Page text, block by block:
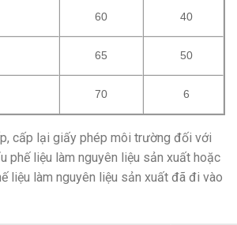
60 40
65 50
70 6
cấp lại giấy phép môi trường đối với
phế liệu làm nguyên liệu sản xuất hoặc
liệu làm nguyên liệu sản xuất đã đi vào